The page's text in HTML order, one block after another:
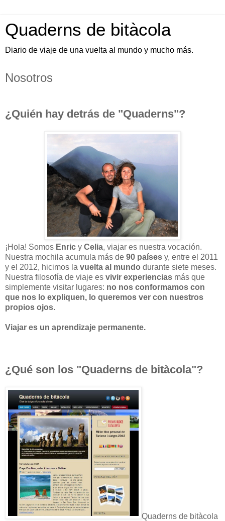
Quaderns de bitàcola
Diario de viaje de una vuelta al mundo y mucho más.
Nosotros
¿Quién hay detrás de "Quaderns"?
¡Hola! Somos Enric y Celia, viajar es nuestra vocación.
Nuestra mochila acumula más de 90 países y, entre el 2011
y el 2012, hicimos la vuelta al mundo durante siete meses.
Nuestra filosofía de viaje es vivir experiencias más que
simplemente visitar lugares: no nos conformamos con
que nos lo expliquen, lo queremos ver con nuestros
propios ojos.
Viajar es un aprendizaje permanente.
¿Qué son los "Quaderns de bitàcola"?
Quaderns de bitàcola